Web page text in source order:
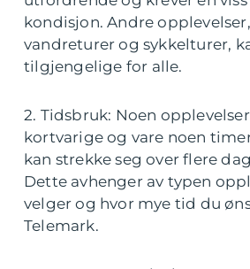
kondisjon. Andre
vandreturer og sykkelturer,
tilgjengelige for alle.
2. Tidsbruk: Noen
kortvarige og vare noen
kan strekke seg over flere
Dette avhenger av typen
velger og hvor mye tid du
Telemark.